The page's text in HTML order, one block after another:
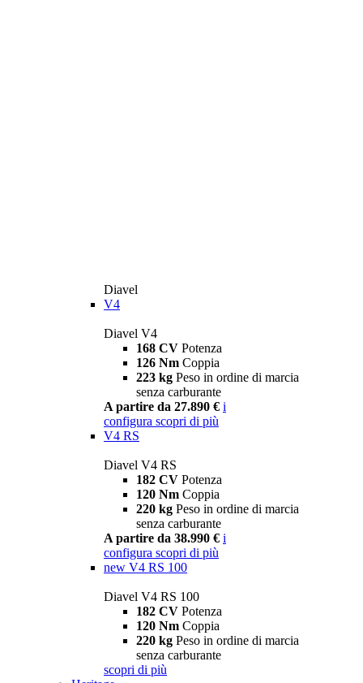
Diavel
V4
Diavel V4
168 CV Potenza
126 Nm Coppia
223 kg Peso in ordine di marcia
senza carburante
A partire da 27.890 € i
configura scopri di più
V4 RS
Diavel V4 RS
182 CV Potenza
120 Nm Coppia
220 kg Peso in ordine di marcia
senza carburante
A partire da 38.990 € i
configura scopri di più
new V4 RS 100
Diavel V4 RS 100
182 CV Potenza
120 Nm Coppia
220 kg Peso in ordine di marcia
senza carburante
scopri di più